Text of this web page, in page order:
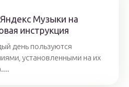
Музыки на
инструкция
день пользуются
установленными на их